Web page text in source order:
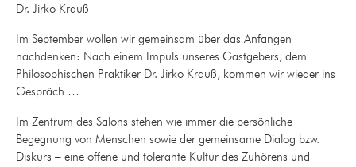
Dr. Jirko Krauß
Im September wollen wir gemeinsam über das Anfangen
nachdenken: Nach einem Impuls unseres Gastgebers, dem
Philosophischen Praktiker Dr. Jirko Krauß, kommen wir wieder ins
Gespräch …
Im Zentrum des Salons stehen wie immer die persönliche
Begegnung von Menschen sowie der gemeinsame Dialog bzw.
Diskurs – eine offene und tolerante Kultur des Zuhörens und